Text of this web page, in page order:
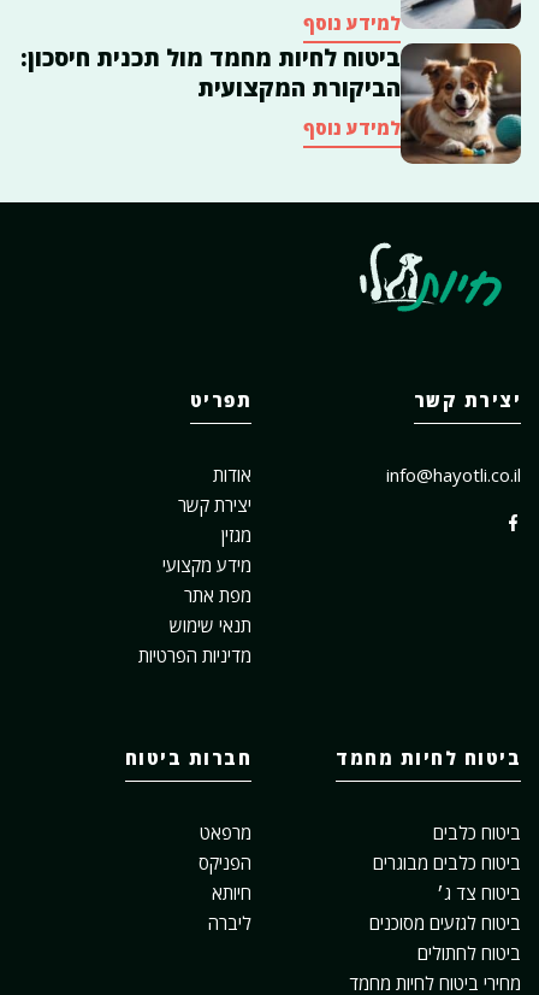
למידע נוסף
ביטוח לחיות מחמד מול תכנית חיסכון:
הביקורת המקצועית
למידע נוסף
יצירת קשר
info@hayotli.co.il
תפריט
אודות
יצירת קשר
מגזין
מידע מקצועי
מפת אתר
תנאי שימוש
מדיניות הפרטיות
ביטוח לחיות מחמד
ביטוח כלבים
ביטוח כלבים מבוגרים
ביטוח צד ג׳
ביטוח לגזעים מסוכנים
ביטוח לחתולים
מחירי ביטוח לחיות מחמד
חברות ביטוח
מרפאט
הפניקס
חיותא
ליברה